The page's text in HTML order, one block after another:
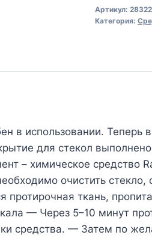
Артикул:
Категория:
в использовании.
для стекол
– химическое средство
очистить
ткань,
— Через 5–10 минут
средства. — Затем по